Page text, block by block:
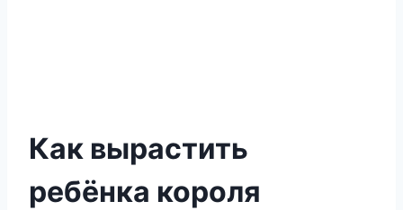
Как вырастить
ребёнка короля